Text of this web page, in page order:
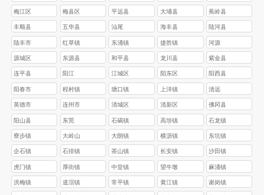
梅江区 梅县区 平远县 大埔县 蕉岭县
丰顺县 五华县 汕尾 海丰县 陆河县
陆丰市 红草镇 东涌镇 捷胜镇 河源
源城区 东源县 和平县 龙川县 紫金县
连平县 阳江 江城区 阳东区 阳西县
阳春市 程村镇 塘口镇 上洋镇 清远
英德市 连州市 清城区 清新区 佛冈县
阳山县 东莞 石碣镇 高埗镇 石龙镇
寮步镇 大岭山 大朗镇 横沥镇 东坑镇
企石镇 石排镇 茶山镇 长安镇 沙田镇
虎门镇 厚街镇 中堂镇 望牛墩 麻涌镇
洪梅镇 道滘镇 常平镇 黄江镇 谢岗镇